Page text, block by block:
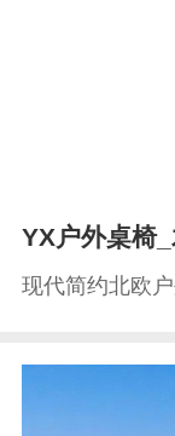
YX户外桌椅
现代简约北欧